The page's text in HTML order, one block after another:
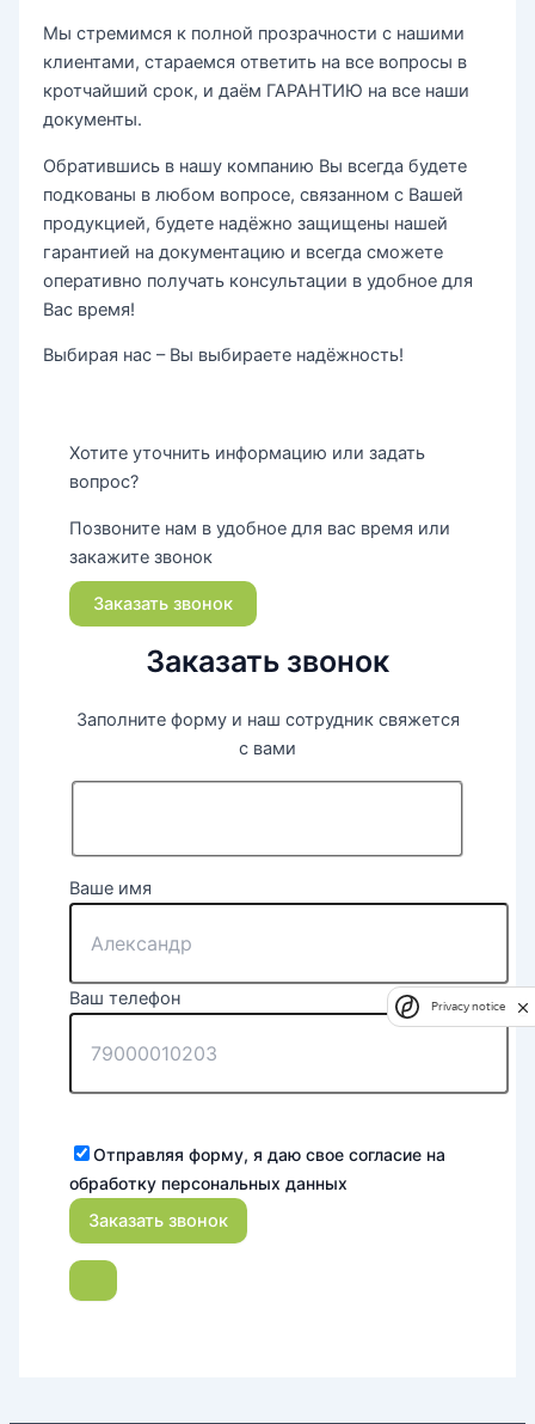
Мы стремимся к полной прозрачности с нашими
клиентами, стараемся ответить на все вопросы в
кротчайший срок, и даём ГАРАНТИЮ на все наши
документы.
Обратившись в нашу компанию Вы всегда будете
подкованы в любом вопросе, связанном с Вашей
продукцией, будете надёжно защищены нашей
гарантией на документацию и всегда сможете
оперативно получать консультации в удобное для
Вас время!
Выбирая нас – Вы выбираете надёжность!
Хотите уточнить информацию или задать
вопрос?
Позвоните нам в удобное для вас время или
закажите звонок
Заказать звонок
Заказать звонок
Заполните форму и наш сотрудник свяжется
с вами
Ваше имя
Ваш телефон
Отправляя форму, я даю свое согласие на
обработку персональных данных
Privacy notice